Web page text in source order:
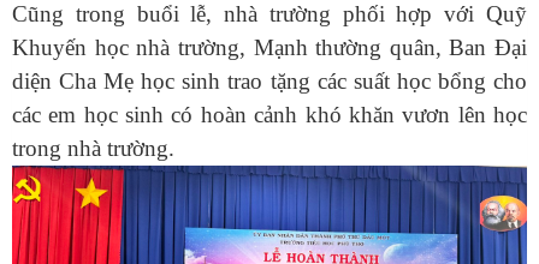
Cũng trong buổi lễ, nhà trường phối hợp với Quỹ
Khuyến học nhà trường, Mạnh thường quân, Ban Đại
diện Cha Mẹ học sinh trao tặng các suất học bổng cho
các em học sinh có hoàn cảnh khó khăn vươn lên học
trong nhà trường.